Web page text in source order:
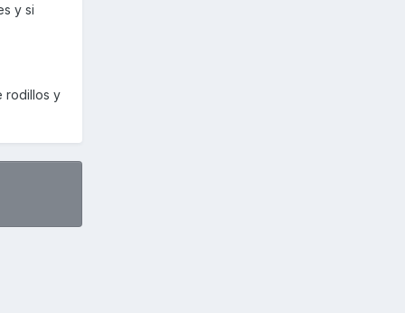
y si
rodillos y